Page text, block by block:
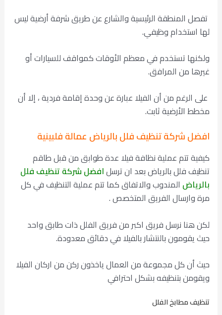
تفصل المنطقة الرئيسية والشارع عن طريق شرفة أرضية ليس
لها استخدام وظيفي.
ولكنها تستخدم في معظم الأوقات كمواقف للسيارات أو
غيرها من المرافق.
على الرغم من أن الفيلا عبارة عن وحدة إقامة فردية ، إلا أن
مخطط الأرضية ثابت.
افضل شركة تنظيف فلل بالرياض عمالة فلبينية
كيفية تتم عملية نظافة فيلا عدة طوابق من قبل طاقم
تنظيف فلل بالرياض بعد ان ترسلافضل شركة تنظيف فلل
بالرياض المندوب والاتفاق كما تتم عملية التنظيف في كل
مرة وارسال الفريق المتخصص .
لكن هنا نرسل فريق اكبر من فريق الفلل ذات طابق واحد
حيث يقومون بالنتشار بالفيلا في دقائق معدودة.
حيث أن كل مجموعة من العمال ياخذون ركن من اركان الفيلا
ويقومن بتنظيفه بشكل احترافي
تنظيف مطابخ الفلل